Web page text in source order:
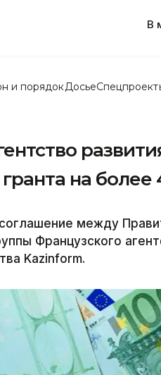
В
и порядок Досье
гранта на
между
Французского
Kazinform.